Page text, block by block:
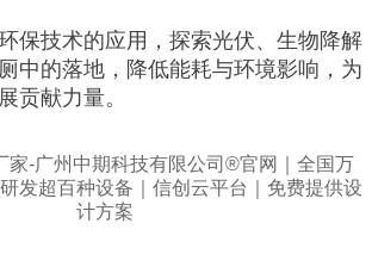
保技术的应用，探索光伏、生物降解
中的落地，降低能耗与环境影响，为
贡献力量。